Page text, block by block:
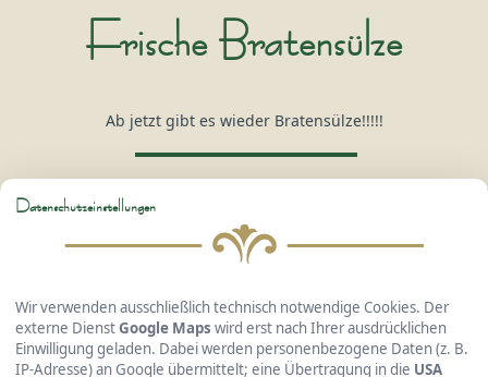
Frische Bratensülze
Ab jetzt gibt es wieder Bratensülze!!!!!
Hotel Gasthof Kreuzhuber
GmbH & Co. KG
Datenschutzeinstellungen
Wir verwenden ausschließlich technisch notwendige Cookies. Der
externe DienstGoogle Maps wird erst nach Ihrer ausdrücklichen
Einwilligung geladen. Dabei werden personenbezogene Daten (z. B.
IP-Adresse) an Google übermittelt; eine Übertragung in die USA